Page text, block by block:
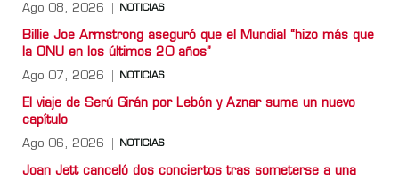
Ago 08, 2026 NOTICIAS
Billie Joe Armstrong aseguró que el Mundial “hizo más que
la ONU en los últimos 20 años”
Ago 07, 2026 NOTICIAS
El viaje de Serú Girán por Lebón y Aznar suma un nuevo
capítulo
Ago 06, 2026 NOTICIAS
Joan Jett canceló dos conciertos tras someterse a una